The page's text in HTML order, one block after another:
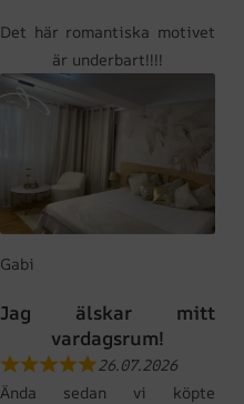
Det här romantiska motivet
är underbart!!!!
Gabi
Jag älskar mitt
vardagsrum!
26.07.2026
Ända sedan vi köpte